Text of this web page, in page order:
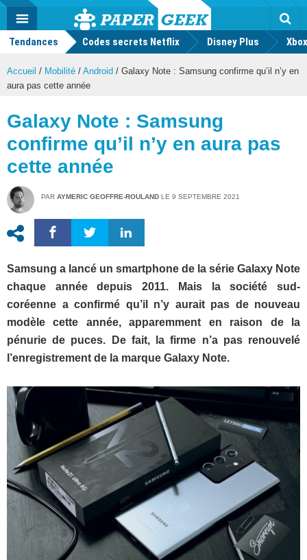
Actu
geek
MENU
Tendances Codes secrets Netflix Disney Plus
Accueil / Mobilité / Android / Galaxy Note : Samsung confirme qu’il n’y en
aura pas cette année
Galaxy Note : Samsung
confirme qu’il n’y en aura pas
cette année
PAR AYMERIC GEOFFRE-ROULAND LE 9 SEPTEMBRE 2021
Samsung a lancé un smartphone de la série Galaxy Note
chaque année depuis 2011. Mais la société sud-
coréenne a confirmé qu’il n’y aurait pas de nouveau
modèle cette année, apparemment en raison de la
pénurie de puces. De fait, la firme n’a pas renouvelé
l’enregistrement de la marque Galaxy Note.
Mode
FacebookTwitter Youtube